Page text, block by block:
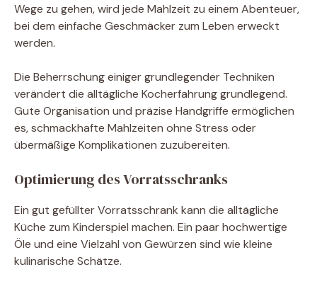
Wege zu gehen, wird jede Mahlzeit zu einem Abenteuer,
bei dem einfache Geschmäcker zum Leben erweckt
werden.
Die Beherrschung einiger grundlegender Techniken
verändert die alltägliche Kocherfahrung grundlegend.
Gute Organisation und präzise Handgriffe ermöglichen
es, schmackhafte Mahlzeiten ohne Stress oder
übermäßige Komplikationen zuzubereiten.
Optimierung des Vorratsschranks
Ein gut gefüllter Vorratsschrank kann die alltägliche
Küche zum Kinderspiel machen. Ein paar hochwertige
Öle und eine Vielzahl von Gewürzen sind wie kleine
kulinarische Schätze.